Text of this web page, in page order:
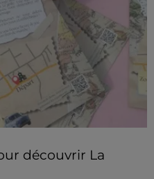
découvrir La